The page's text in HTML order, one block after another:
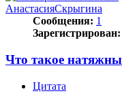
АнастасияСкрыгина
Сообщения: 1
Зарегистрирован:
Что такое
Цитата